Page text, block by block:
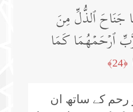
ٱلذُّلِّ مِنَ
ٱرۡحَمۡهُمَا كَمَا
﴿24﴾
رحم کے ساتھ ان